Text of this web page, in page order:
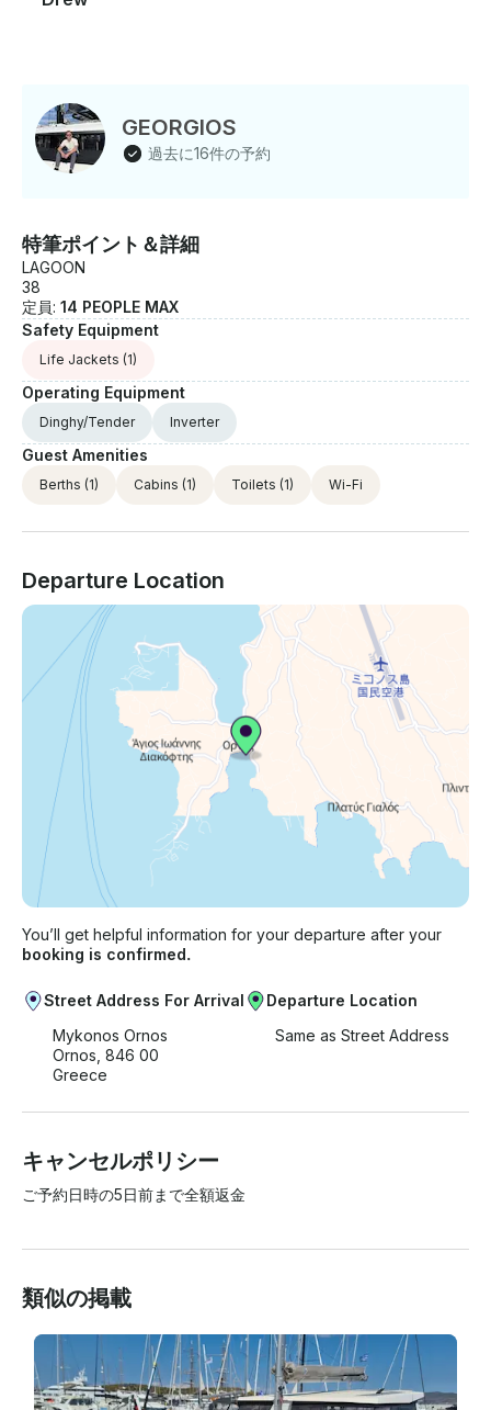
GEORGIOS
過去に16件の予約
特筆ポイント＆詳細
LAGOON
38
定員: 14 PEOPLE MAX
Safety Equipment
Life Jackets (1)
Operating Equipment
Dinghy/Tender Inverter
Guest Amenities
Berths (1) Cabins (1) Toilets (1) Wi-Fi
Departure Location
You’ll get helpful information for your departure after your
booking is confirmed.
Street Address For Arrival
Mykonos Ornos
Ornos, 846 00
Greece
Departure Location
Same as Street Address
キャンセルポリシー
ご予約日時の5日前まで全額返金
類似の掲載